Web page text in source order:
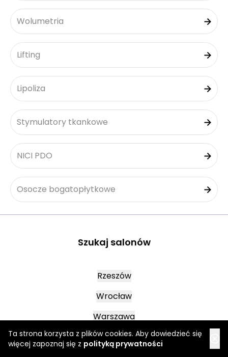
Ta strona korzysta z plików cookies. Aby dowiedzieć się
więcej zapoznaj się z polityką prywatności
Wolumetria
Lifting
Lipoliza
Stymulatory tkankowe
NICI PDO
Osocze bogatopłytkowe
Szukaj salonów
Rzeszów
Wrocław
Warszawa